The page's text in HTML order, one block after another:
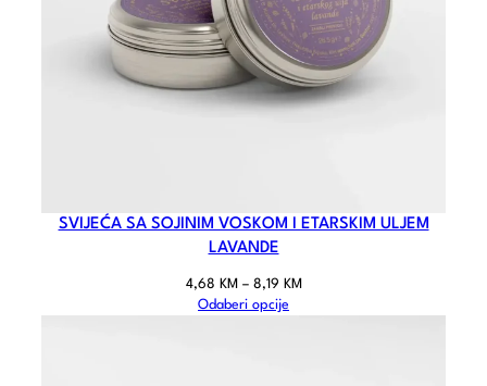
SVIJEĆA SA SOJINIM VOSKOM I ETARSKIM ULJEM
LAVANDE
4,68 KM – 8,19 KM
Odaberi opcije